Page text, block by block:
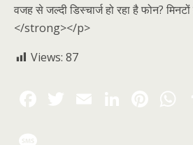
वजह से जल्दी डिस्चार्ज हो रहा है फोन?
</strong></p>
Views: 87